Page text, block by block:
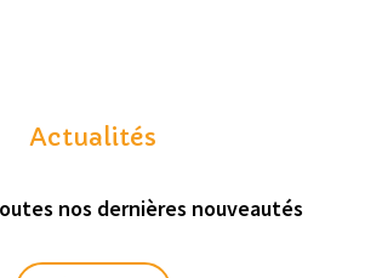
Actualités
nos dernières nouveautés